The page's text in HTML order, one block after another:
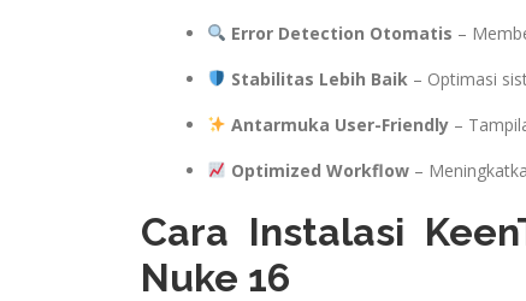
Error Detection Otomatis –
Stabilitas Lebih Baik– Optimasi
Antarmuka User-Friendly–
Optimized Workflow–
Cara Instalasi
Nuke 16